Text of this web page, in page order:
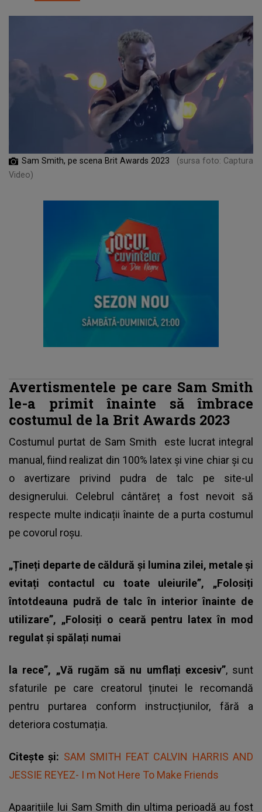
Sam Smith, pe scena Brit Awards 2023
(sursa foto: Captura
Video)
Avertismentele pe care Sam Smith
le-a primit înainte să îmbrace
costumul de la Brit Awards 2023
Costumul purtat de Sam Smith
este lucrat integral
manual, fiind realizat din 100% latex și vine chiar și cu
o avertizare privind pudra de talc pe site-ul
designerului. Celebrul cântăreț a fost nevoit să
respecte multe indicații înainte de a purta costumul
pe covorul roșu.
„Țineți departe de căldură și lumina zilei, metale și
evitați contactul cu toate uleiurile”, „Folosiți
întotdeauna pudră de talc în interior înainte de
utilizare”, „Folosiți o ceară pentru latex în mod
regulat și spălați numai
la rece”, „Vă rugăm să nu umflați excesiv”, sunt
sfaturile pe care creatorul ținutei le recomandă
pentru purtarea conform instrucțiunilor, fără a
deteriora costumația.
Citește și: SAM SMITH FEAT CALVIN HARRIS AND
JESSIE REYEZ- I m Not Here To Make Friends
Apaarițiile lui Sam Smith din ultima perioadă au fost